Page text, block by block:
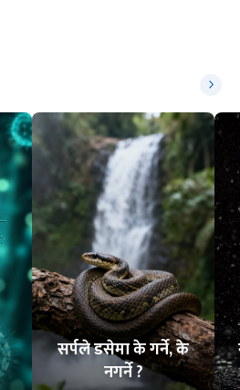
सर्पले डसेमा के गर्ने, के
नगर्ने ?